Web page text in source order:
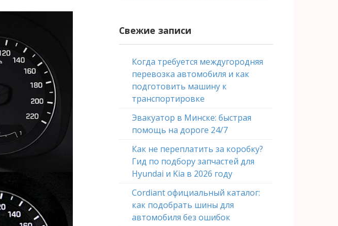
Свежие записи
Когда требуется междугородняя
перевозка автомобиля и как
подготовить машину к
транспортировке
Эвакуатор в Минске: быстрая
помощь на дороге 24/7
Как не переплатить за коробку?
Гид по подбору запчастей для
Hyundai и Kia в 2026 году
Cordiant официальный каталог:
как подобрать шины для
автомобиля без ошибок